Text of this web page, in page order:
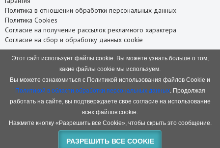
Политика в отношении обработки персональных данных
Политика Cookies
Согласие на получение рассылок рекламного характера
Согласие на сбор и обработку данных cookie
Карта сайта
НАШИ КОНТАКТЫ
8 (8332) 75-66-88
baofeng.rf@gmail.com
ПН-ПТ с 10:00 до 18:00
Киров, Производственная 38
Этот сайт использует файлы cookie. Вы можете узнать больше о том,
какие файлы cookie мы используем.
Вы можете ознакомиться с Политикой использования файлов Cookie и
Политикой в области обработки персональных данных. Продолжая
работать на сайте, вы подтверждаете свое согласие на использование
всех файлов cookie.
Нажмите кнопку «Разрешить все Cookie», чтобы скрыть это сообщение.
РАЗРЕШИТЬ ВСЕ COOKIE